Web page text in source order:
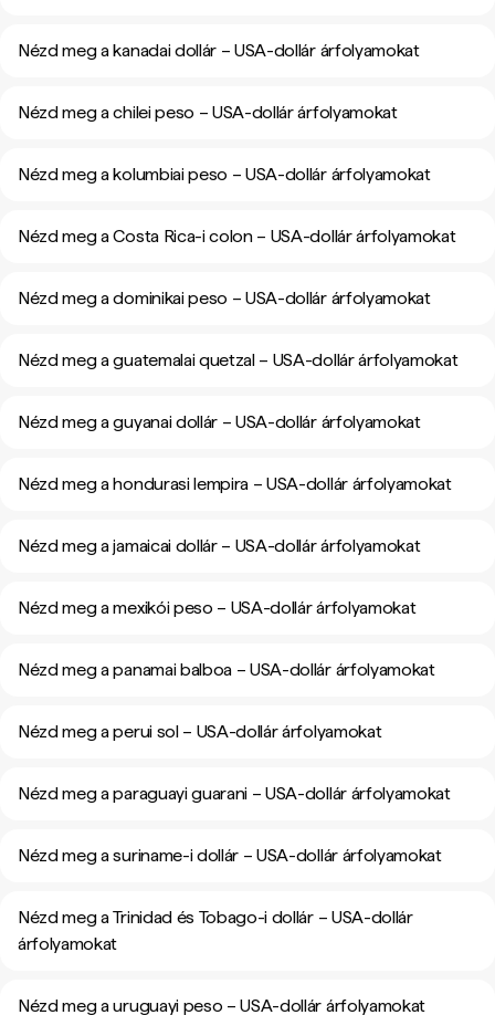
Nézd meg a kanadai dollár – USA-dollár árfolyamokat
Nézd meg a chilei peso – USA-dollár árfolyamokat
Nézd meg a kolumbiai peso – USA-dollár árfolyamokat
Nézd meg a Costa Rica-i colon – USA-dollár árfolyamokat
Nézd meg a dominikai peso – USA-dollár árfolyamokat
Nézd meg a guatemalai quetzal – USA-dollár árfolyamokat
Nézd meg a guyanai dollár – USA-dollár árfolyamokat
Nézd meg a hondurasi lempira – USA-dollár árfolyamokat
Nézd meg a jamaicai dollár – USA-dollár árfolyamokat
Nézd meg a mexikói peso – USA-dollár árfolyamokat
Nézd meg a panamai balboa – USA-dollár árfolyamokat
Nézd meg a perui sol – USA-dollár árfolyamokat
Nézd meg a paraguayi guarani – USA-dollár árfolyamokat
Nézd meg a suriname-i dollár – USA-dollár árfolyamokat
Nézd meg a Trinidad és Tobago-i dollár – USA-dollár
árfolyamokat
Nézd meg a uruguayi peso – USA-dollár árfolyamokat